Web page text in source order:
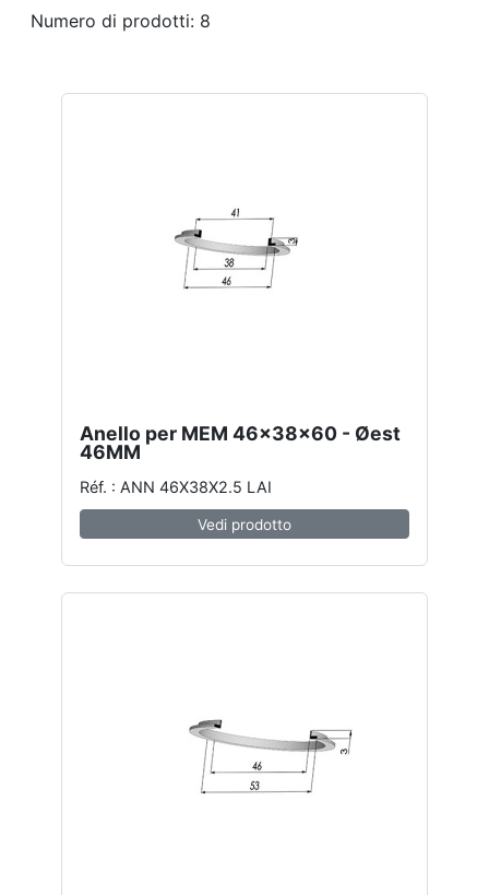
Numero di prodotti: 8
Anello per MEM 46x38x60 - Øest
46MM
Réf. : ANN 46X38X2.5 LAI
Vedi prodotto